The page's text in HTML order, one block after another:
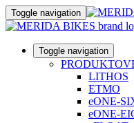
Toggle navigation
Toggle navigation
LITHOS
ETMO
eONE-
eONE-